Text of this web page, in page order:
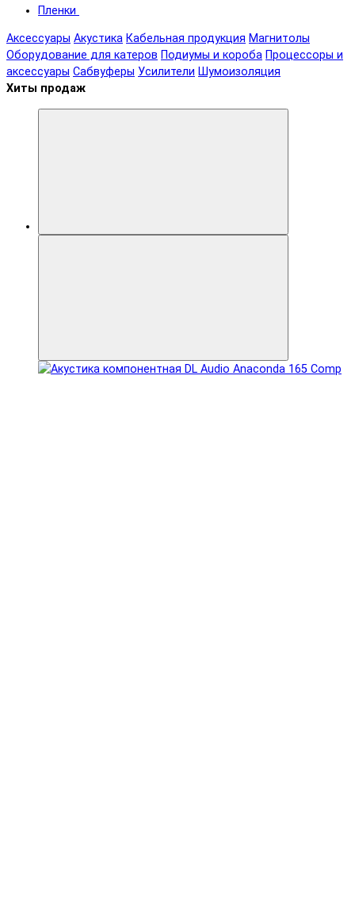
Пленки
Аксессуары Акустика Кабельная продукция Магнитолы
Оборудование для катеров Подиумы и короба Процессоры и
аксессуары Сабвуферы Усилители Шумоизоляция
Хиты продаж